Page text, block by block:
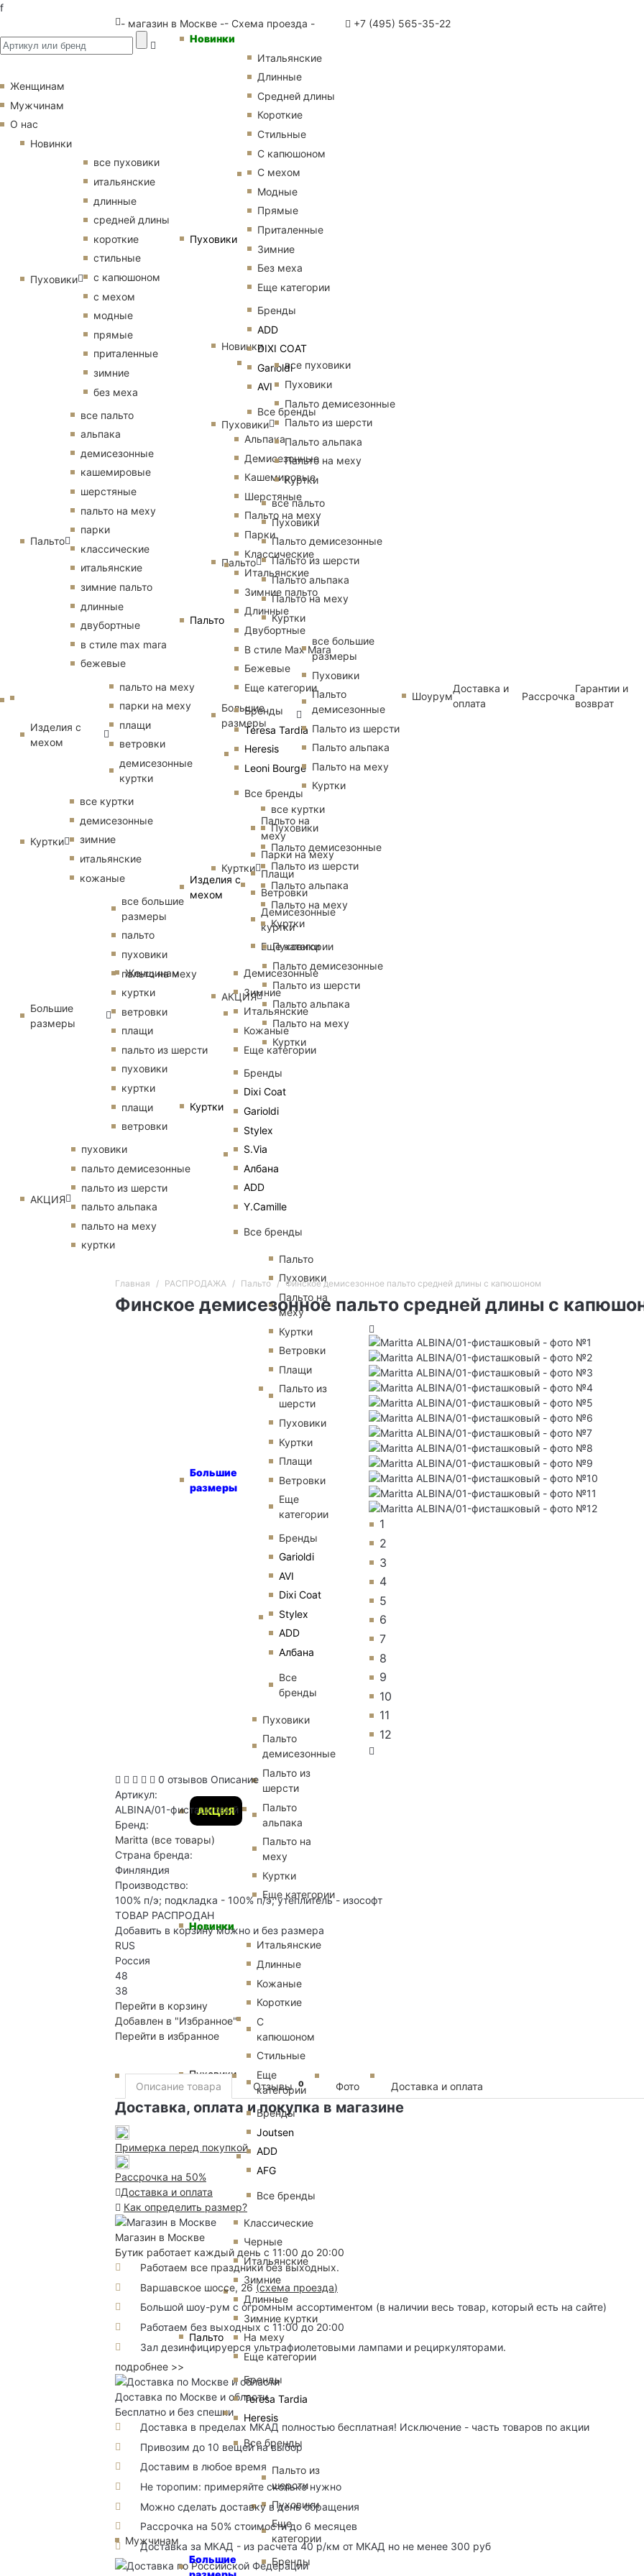
f
- магазин в Москве -- Схема проезда - +7 (495) 565-35-22
Женщинам
Новинки
Пуховики
Итальянские
Длинные
Средней длины
Короткие
Стильные
С капюшоном
С мехом
Модные
Прямые
Приталенные
Зимние
Без меха
Еще категории
Бренды
ADD
DIXI COAT
Garioldi
AVI
Все бренды
Пальто
Альпака
Демисезонные
Кашемировые
Шерстяные
Пальто на меху
Парки
Классические
Итальянские
Зимние пальто
Длинные
Двубортные
В стиле Max Mara
Бежевые
Еще категории
Бренды
Teresa Tardia
Heresis
Leoni Bourge
Все бренды
Изделия с
мехом
Пальто на
меху
Парки на меху
Плащи
Ветровки
Демисезонные
куртки
Еще категории
Куртки
Демисезонные
Зимние
Итальянские
Кожаные
Еще категории
Бренды
Dixi Coat
Garioldi
Stylex
S.Via
Албана
ADD
Y.Camille
Все бренды
Большие
размеры
Пальто
Пуховики
Пальто на
меху
Куртки
Ветровки
Плащи
Пальто из
шерсти
Пуховики
Куртки
Плащи
Ветровки
Еще
категории
Бренды
Garioldi
AVI
Dixi Coat
Stylex
ADD
Албана
Все
бренды
АКЦИЯ
Пуховики
Пальто
демисезонные
Пальто из
шерсти
Пальто
альпака
Пальто на
меху
Куртки
Еще категории
Мужчинам
Новинки
Пуховики
Итальянские
Длинные
Кожаные
Короткие
С
капюшоном
Стильные
Еще
категории
Бренды
Joutsen
ADD
AFG
Все бренды
Пальто
Классические
Черные
Итальянские
Зимние
Длинные
Зимние куртки
На меху
Еще категории
Бренды
Teresa Tardia
Heresis
Все бренды
Большие
Пальто из
шерсти
Пуховики
Еще
категории
Бренды
Женщинам
Мужчинам
О нас
Новинки
Пуховики
все пуховики
итальянские
длинные
средней длины
короткие
стильные
с капюшоном
с мехом
модные
прямые
приталенные
зимние
без меха
Пальто
все пальто
альпака
демисезонные
кашемировые
шерстяные
пальто на меху
парки
классические
итальянские
зимние пальто
длинные
двубортные
в стиле max mara
бежевые
Изделия с
мехом
пальто на меху
парки на меху
плащи
ветровки
демисезонные
куртки
Куртки
все куртки
демисезонные
зимние
итальянские
кожаные
Большие
размеры
все большие
размеры
пальто
пуховики
пальто на меху
куртки
ветровки
плащи
пальто из шерсти
пуховики
куртки
плащи
ветровки
АКЦИЯ
пуховики
пальто демисезонные
пальто из шерсти
пальто альпака
пальто на меху
куртки
Новинки
Пуховики
все пуховики
Пуховики
Пальто демисезонные
Пальто из шерсти
Пальто альпака
Пальто на меху
Куртки
Пальто
все пальто
Пуховики
Пальто демисезонные
Пальто из шерсти
Пальто альпака
Пальто на меху
Куртки
Большие
размеры
все большие
размеры
Пуховики
Пальто
демисезонные
Пальто из шерсти
Пальто альпака
Пальто на меху
Куртки
Куртки
все куртки
Пуховики
Пальто демисезонные
Пальто из шерсти
Пальто альпака
Пальто на меху
Куртки
АКЦИЯ
Пуховики
Пальто демисезонные
Пальто из шерсти
Пальто альпака
Пальто на меху
Куртки
Шоурум
Доставка и
оплата
Рассрочка
Гарантии и
возврат
Главная РАСПРОДАЖА Пальто Финское демисезонное пальто средней длины с капюшоном
Финское демисезонное пальто средней длины с
1
2
3
4
5
6
7
8
9
10
11
12
0 отзывов Описание
Артикул:
ALBINA/01-фисташковый
Бренд:
Maritta (все товары)
Страна бренда:
Финляндия
Производство:
100% п/э; подкладка - 100% п/э; утеплитель - изософт
ТОВАР РАСПРОДАН
Добавить в корзину можно и без размера
RUS
Россия
48
38
Перейти в корзину
Добавлен в "Избранное"
Перейти в избранное
Описание товара Отзывы 0 Фото Доставка и оплата
Доставка, оплата и покупка в магазине
Примерка перед покупкой
Рассрочка на 50%
Доставка и оплата
Как определить размер?
Магазин в Москве
Бутик работает каждый день с 11:00 до 20:00
Работаем все праздники без выходных.
Варшавское шоссе, 26(схема проезда)
Большой шоу-рум с огромным ассортиментом (в наличии весь товар, который есть на сайте)
Работаем без выходных с 11:00 до 20:00
Зал дезинфицируерся ультрафиолетовыми лампами и рециркуляторами.
подробнее >>
Доставка по Москве и области
Бесплатно и без спешки
Доставка в пределах МКАД полностью бесплатная! Исключение - часть товаров по акции
Привозим до 10 вещей на выбор
Доставим в любое время
Не торопим: примеряйте сколько нужно
Можно сделать доставку в день обращения
Рассрочка на 50% стоимости до 6 месяцев
Доставка за МКАД - из расчета 40 р/км от МКАД но не менее 300 руб